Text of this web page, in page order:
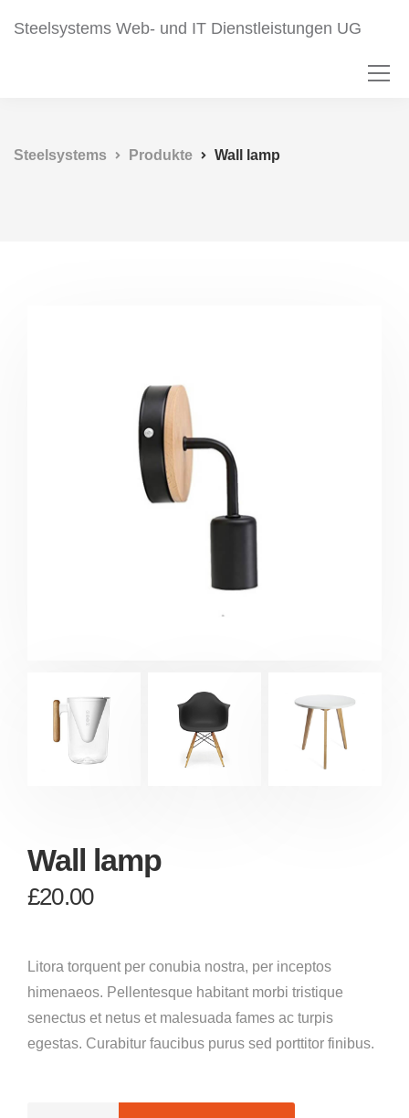
Steelsystems Web- und IT Dienstleistungen UG
Steelsystems Produkte Wall lamp
Wall lamp
£20.00
Litora torquent per conubia nostra, per inceptos
himenaeos. Pellentesque habitant morbi tristique
senectus et netus et malesuada fames ac turpis
egestas. Curabitur faucibus purus sed porttitor finibus.